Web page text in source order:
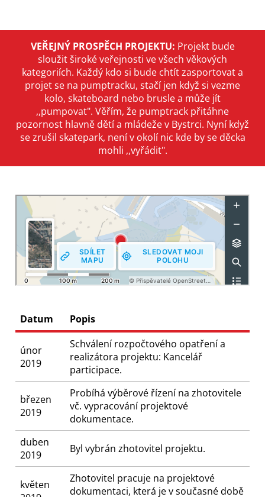
VEŘEJNÝ PROSPĚCH PROJEKTU: Projekt bude
sloužit široké veřejnosti ve všech věkových
kategoriích. Každý kdo si bude chtít zasportovat a
projet se na pumptracku, stačí jen když si vezme
kolo, skateboard nebo brusle a může jít
,,pumpovat". Věřím, že pumptrack přitáhne
pozornost hlavně dětí a mládeže v Bystrci. Nyní když
se zrušil skatepark, není v okolí nic kde by se děcka
mohli ,,vyřádit".
Datum Popis
únor
2019
Schválení rozpočtového opatření a
realizátora projektu: Kancelář
participace.
březen
2019
Probíhá výběrové řízení na zhotovitele
vč. vypracování projektové
dokumentace.
duben
2019
Byl vybrán zhotovitel projektu.
květen
Zhotovitel pracuje na projektové
dokumentaci, která je v současné době